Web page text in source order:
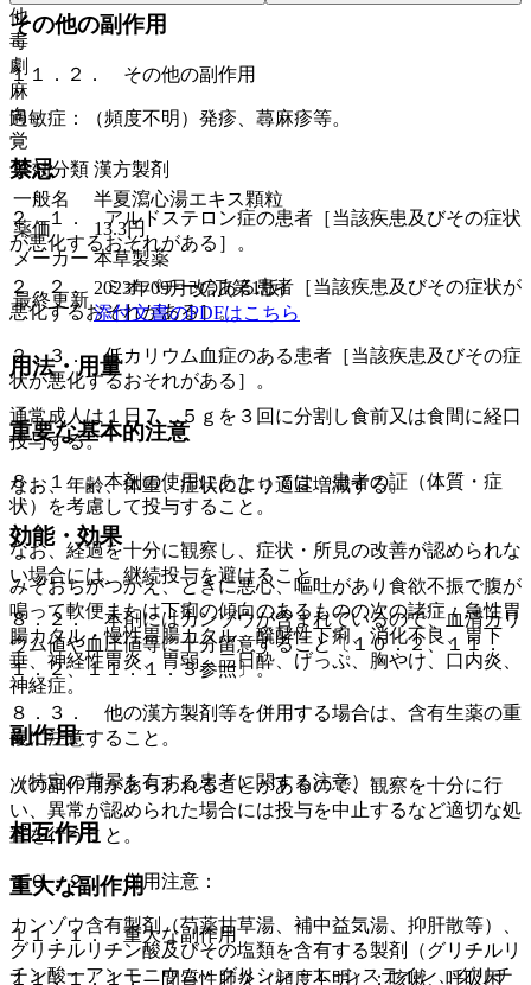
その他の副作用
１１．２． その他の副作用
過敏症：（頻度不明）発疹、蕁麻疹等。
禁忌
２．１． アルドステロン症の患者［当該疾患及びその症状
が悪化するおそれがある］。
２．２． ミオパチーのある患者［当該疾患及びその症状が
悪化するおそれがある］。
２．３． 低カリウム血症のある患者［当該疾患及びその症
状が悪化するおそれがある］。
重要な基本的注意
８．１． 本剤の使用にあたっては、患者の証（体質・症
状）を考慮して投与すること。
なお、経過を十分に観察し、症状・所見の改善が認められな
い場合には、継続投与を避けること。
８．２． 本剤にはカンゾウが含まれているので、血清カリ
ウム値や血圧値等に十分留意すること〔１０．２、１１．
１．２、１１．１．３参照〕。
８．３． 他の漢方製剤等を併用する場合は、含有生薬の重
複に注意すること。
（特定の背景を有する患者に関する注意）
相互作用
１０．２． 併用注意：
カンゾウ含有製剤（芍薬甘草湯、補中益気湯、抑肝散等）、
グリチルリチン酸及びその塩類を含有する製剤（グリチルリ
チン酸一アンモニウム・グリシン・Ｌ−システイン、グリチ
他
毒
劇
麻
向
覚
薬効分類 漢方製剤
一般名
半夏瀉心湯エキス顆粒
薬価
13.3円
メーカー 本草製薬
最終更新
2023年09月改訂(第1版)
添付文書のPDFはこちら
用法・用量
通常成人は１日７．５ｇを３回に分割し食前又は食間に経口
投与する。
なお、年齢、体重、症状により適宜増減する。
効能・効果
みぞおちがつかえ、ときに悪心、嘔吐があり食欲不振で腹が
鳴って軟便または下痢の傾向のあるものの次の諸症：急性胃
腸カタル・慢性胃腸カタル、醗酵性下痢、消化不良、胃下
垂、神経性胃炎、胃弱、二日酔、げっぷ、胸やけ、口内炎、
神経症。
副作用
次の副作用があらわれることがあるので、観察を十分に行
い、異常が認められた場合には投与を中止するなど適切な処
置を行うこと。
重大な副作用
１１．１． 重大な副作用
１１．１．１． 間質性肺炎（頻度不明）：咳嗽、呼吸困